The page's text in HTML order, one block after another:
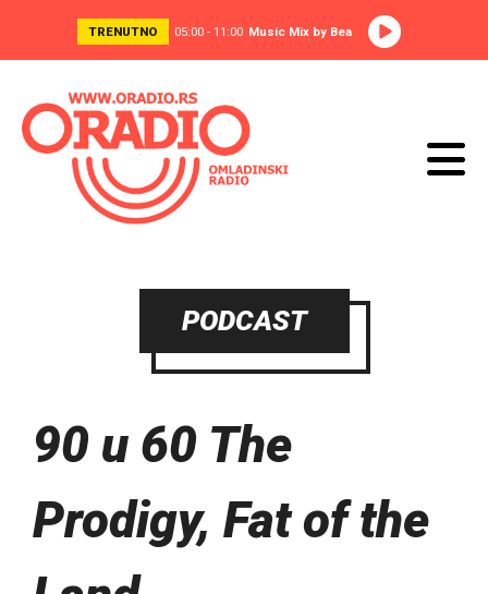
TRENUTNO 05:00 - 11:00 Music Mix by Bea
PODCAST
90 u 60 The
Prodigy, Fat of the